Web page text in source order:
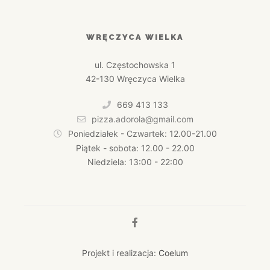
WRĘCZYCA WIELKA
ul. Częstochowska 1
42-130 Wręczyca Wielka
669 413 133
pizza.adorola@gmail.com
Poniedziałek - Czwartek: 12.00-21.00
Piątek - sobota: 12.00 - 22.00
Niedziela: 13:00 - 22:00
Projekt i realizacja: Coelum